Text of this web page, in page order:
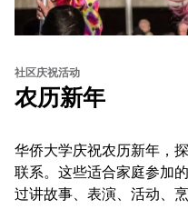
社区庆祝活动
农历新年
华侨大学庆祝农历新年，
联系。这些适合家庭参加
过讲故事、表演、活动、